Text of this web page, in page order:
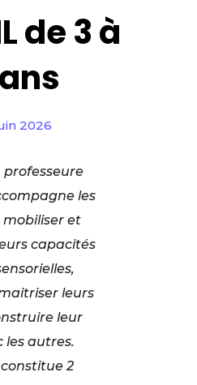
de 3 à
2026
professeure
les
et
capacités
leurs
leur
les autres.
2